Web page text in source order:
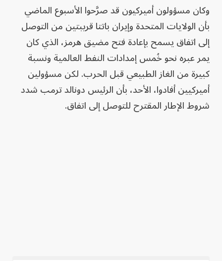
وكان مسؤولون أميركيون قد صرَّحوا الأسبوع الماضي
بأن الولايات المتحدة وإيران باتتا قريبتين من التوصل
إلى اتفاق يسمح بإعادة فتح مضيق هرمز، الذي كان
يمر عبره نحو خُمس إمدادات النفط العالمية ونسبة
كبيرة من الغاز الطبيعي قبل الحرب. لكن مسؤولين
أميركيين أفادوا، الأحد، بأن الرئيس دونالد ترمب شدد
شروط الإطار المقترح للتوصل إلى اتفاق.